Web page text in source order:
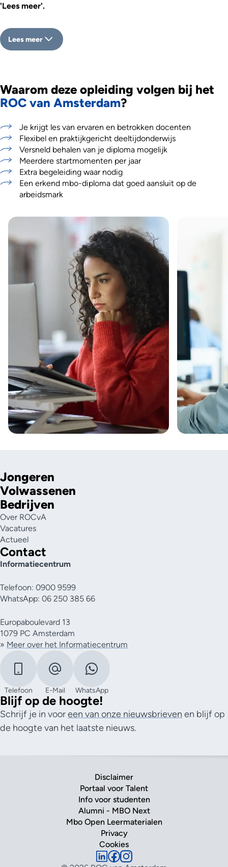
'Lees meer'.
Lees meer
Waarom deze opleiding volgen bij het
ROC van Amsterdam?
Je krijgt les van ervaren en betrokken docenten
Flexibel en praktijkgericht deeltijdonderwijs
Versneld behalen van je diploma mogelijk
Meerdere startmomenten per jaar
Extra begeleiding waar nodig
Een erkend mbo-diploma dat goed aansluit op de
arbeidsmark
Jongeren
Volwassenen
Bedrijven
Over ROCvA
Vacatures
Actueel
Contact
Informatiecentrum
Telefoon: 0900 9599
WhatsApp: 06 250 385 66
Europaboulevard 13
1079 PC Amsterdam
» Meer over het Informatiecentrum
Telefoon E-Mail WhatsApp
Blijf op de hoogte!
Schrijf je in vooreen van onze nieuwsbrieven en blijf op
de hoogte van het laatste nieuws.
Disclaimer
Portaal voor Talent
Info voor studenten
Alumni - MBO Next
Mbo Open Leermaterialen
Privacy
Cookies